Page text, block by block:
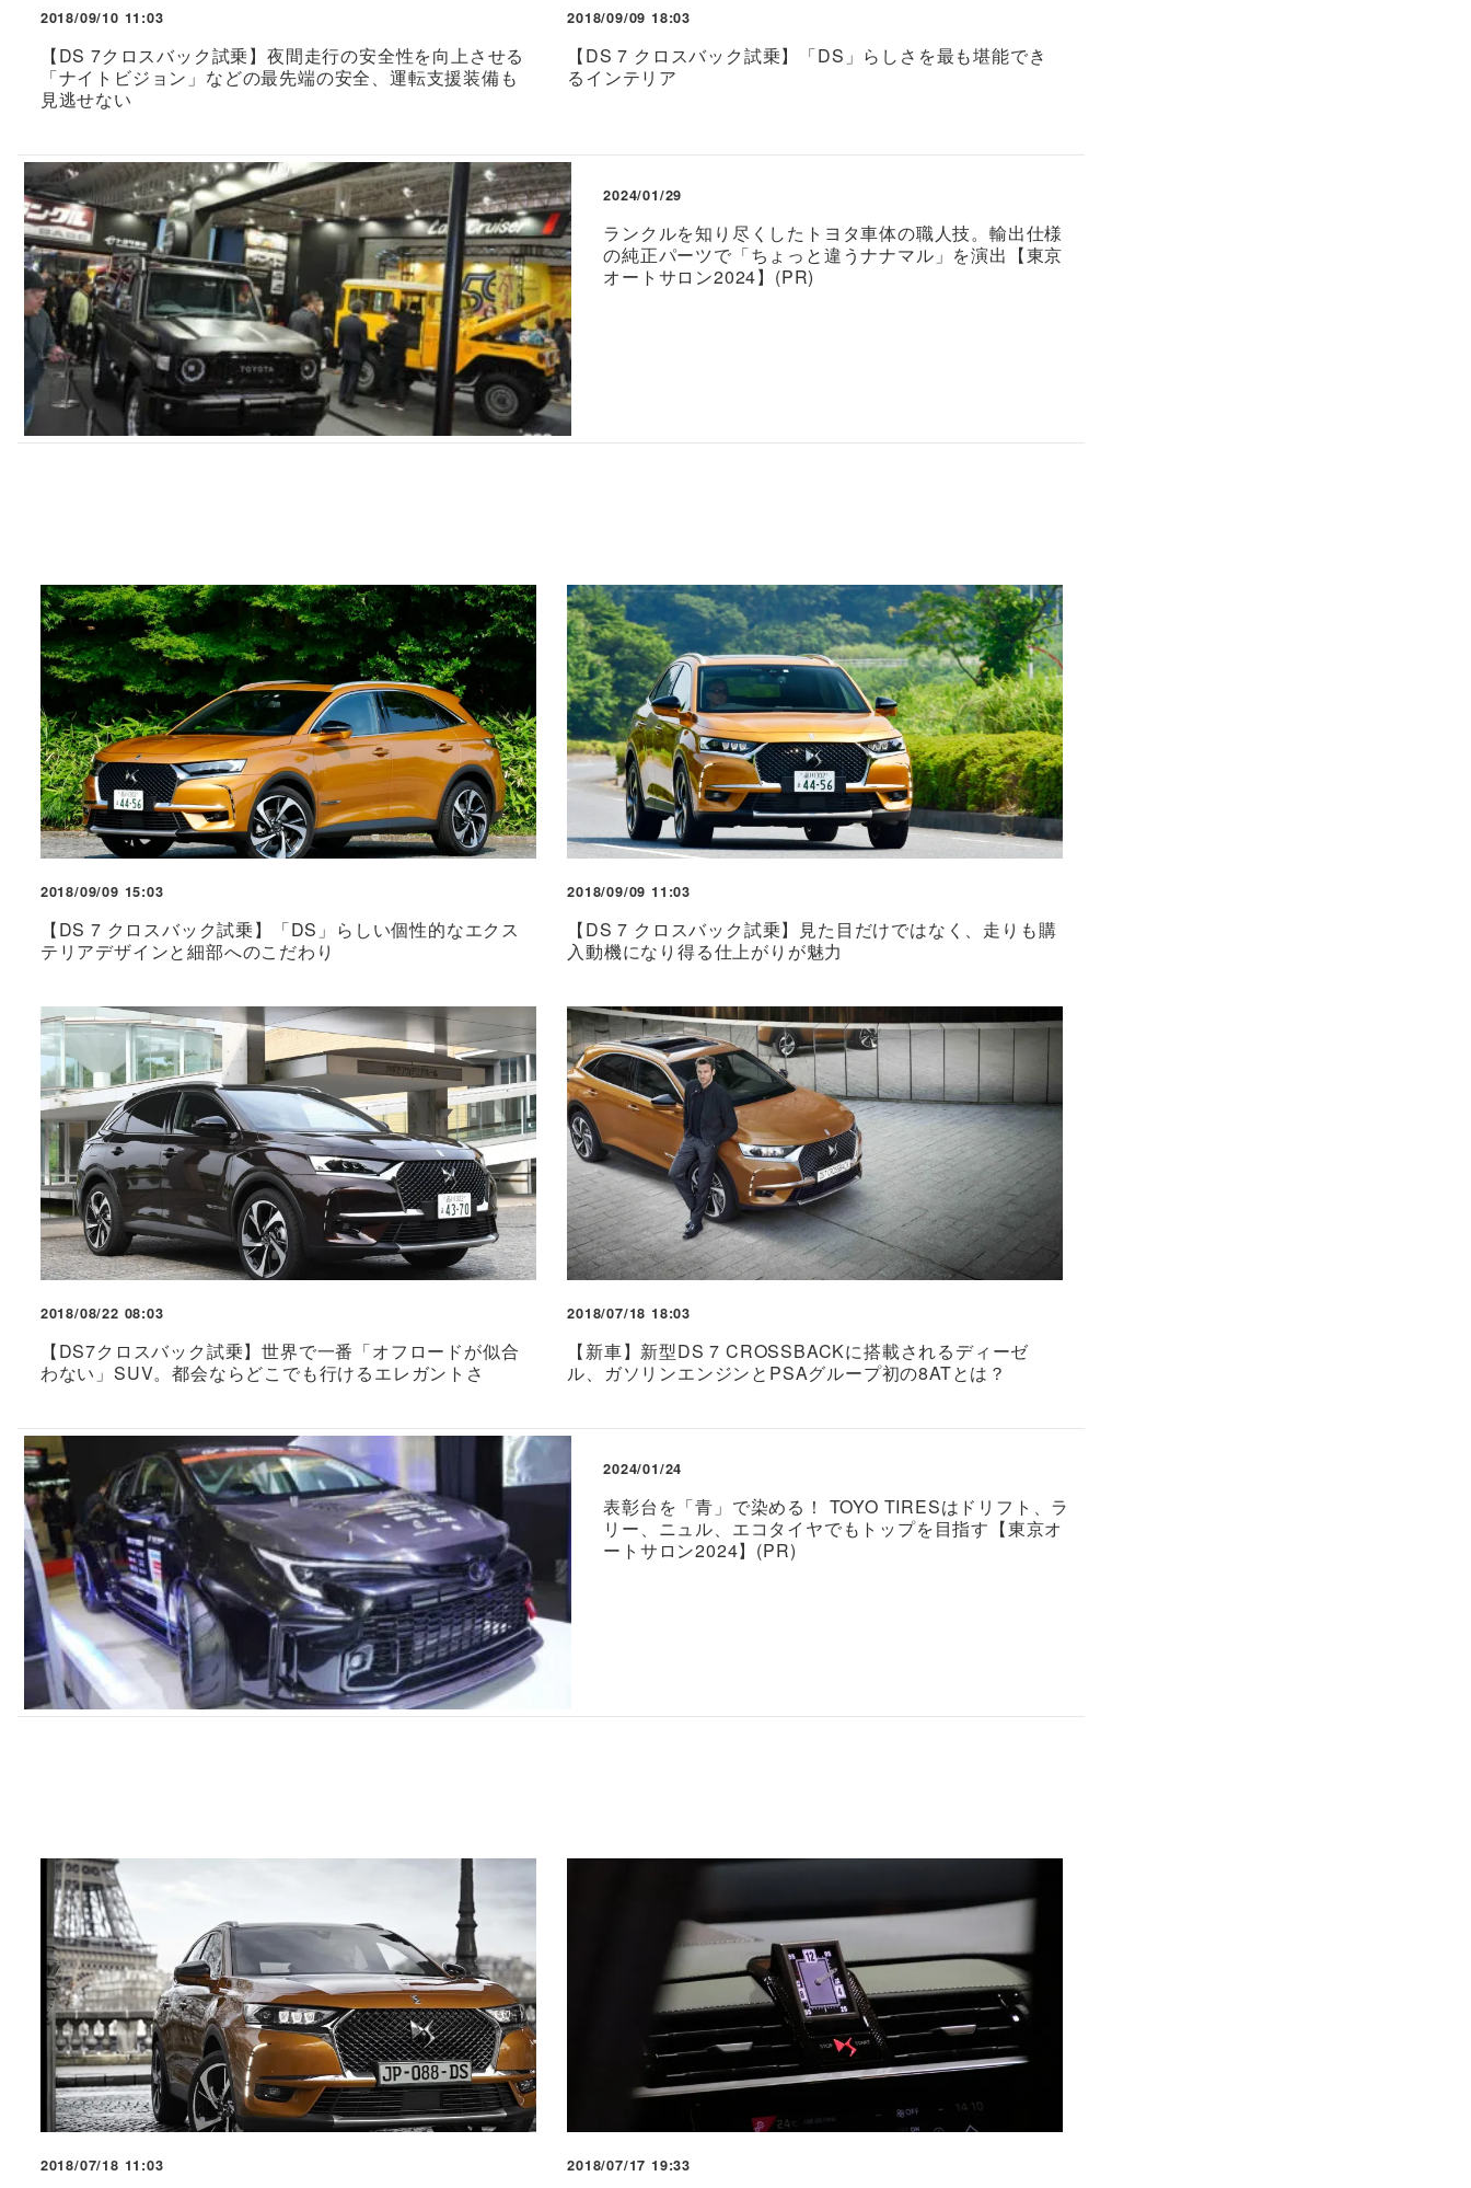
2018/09/10 11:03
【DS 7クロスバック試乗】夜間走行の安全性を向上させる
「ナイトビジョン」などの最先端の安全、運転支援装備も
見逃せない
2018/09/09 18:03
【DS 7 クロスバック試乗】「DS」らしさを最も堪能でき
るインテリア
2024/01/29
ランクルを知り尽くしたトヨタ車体の職人技。輸出仕様
の純正パーツで「ちょっと違うナナマル」を演出【東京
オートサロン2024】(PR)
2018/09/09 15:03
【DS 7 クロスバック試乗】「DS」らしい個性的なエクス
テリアデザインと細部へのこだわり
2018/09/09 11:03
【DS 7 クロスバック試乗】見た目だけではなく、走りも購
入動機になり得る仕上がりが魅力
2018/08/22 08:03
【DS7クロスバック試乗】世界で一番「オフロードが似合
わない」SUV。都会ならどこでも行けるエレガントさ
2018/07/18 18:03
【新車】新型DS 7 CROSSBACKに搭載されるディーゼ
ル、ガソリンエンジンとPSAグループ初の8ATとは？
2024/01/24
表彰台を「青」で染める！ TOYO TIRESはドリフト、ラ
リー、ニュル、エコタイヤでもトップを目指す【東京オ
ートサロン2024】(PR)
2018/07/18 11:03 2018/07/17 19:33